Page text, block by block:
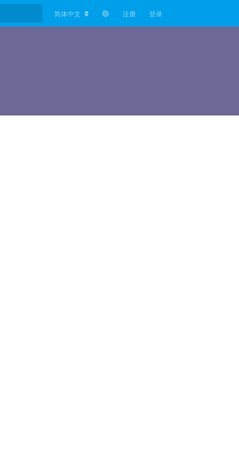
简体中文 注册 登录